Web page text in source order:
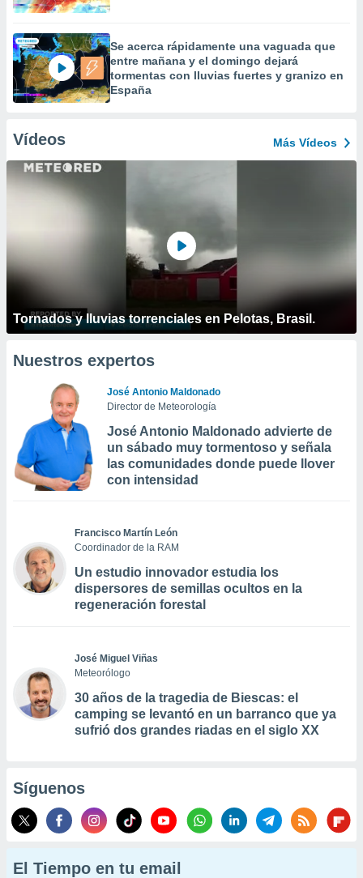
Se acerca rápidamente una vaguada que
entre mañana y el domingo dejará
tormentas con lluvias fuertes y granizo en
España
Vídeos Más Vídeos
Tornados y lluvias torrenciales en Pelotas, Brasil.
Nuestros expertos
José Antonio Maldonado
Director de Meteorología
José Antonio Maldonado advierte de
un sábado muy tormentoso y señala
las comunidades donde puede llover
con intensidad
Francisco Martín León
Coordinador de la RAM
Un estudio innovador estudia los
dispersores de semillas ocultos en la
regeneración forestal
José Miguel Viñas
Meteorólogo
30 años de la tragedia de Biescas: el
camping se levantó en un barranco que ya
sufrió dos grandes riadas en el siglo XX
Síguenos
El Tiempo en tu email